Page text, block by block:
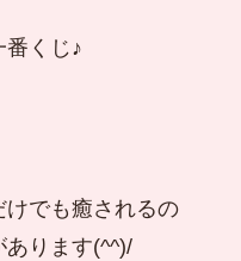
くじ♪
でも癒されるの
あります(^^)/